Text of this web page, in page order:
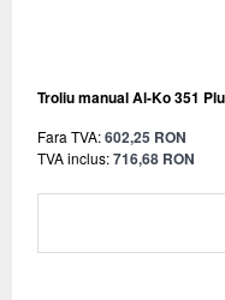
Troliu manual Al-Ko 351
Fara TVA:602,25 RON
TVA inclus:716,68 RON